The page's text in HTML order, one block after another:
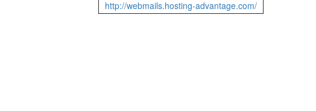
http://webmails.hosting-advantage.com/